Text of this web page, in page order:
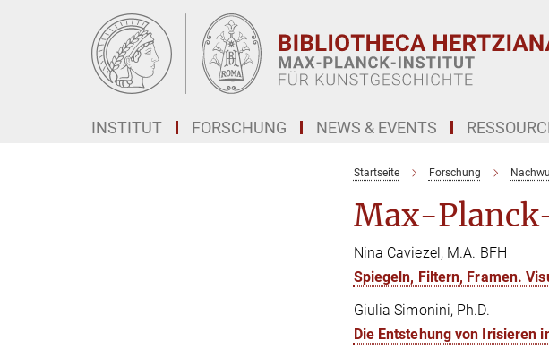
INSTITUT FORSCHUNG NEWS & EVENTS
Startseite Forschung
Max-
Nina Caviezel, M.A. BFH
Spiegeln, Filtern, Framen.
Giulia Simonini, Ph.D.
Die Entstehung von Irisieren